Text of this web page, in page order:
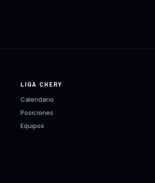
LIGA CHERY
Calendario
Posiciones
Equipos